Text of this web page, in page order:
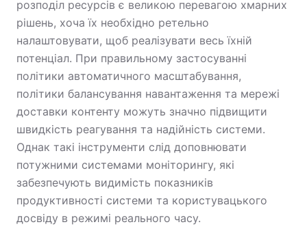
розподіл ресурсів є великою перевагою хмарних
рішень, хоча їх необхідно ретельно
налаштовувати, щоб реалізувати весь їхній
потенціал. При правильному застосуванні
політики автоматичного масштабування,
політики балансування навантаження та мережі
доставки контенту можуть значно підвищити
швидкість реагування та надійність системи.
Однак такі інструменти слід доповнювати
потужними системами моніторингу, які
забезпечують видимість показників
продуктивності системи та користувацького
досвіду в режимі реального часу.